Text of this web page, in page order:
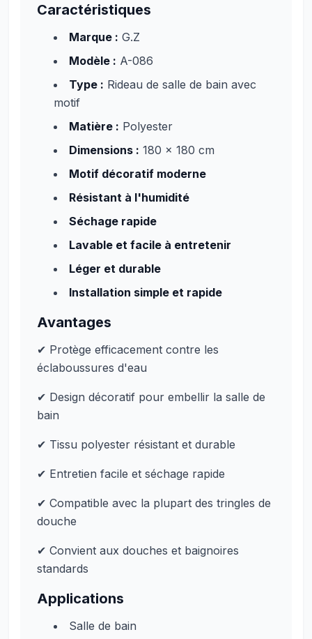
Caractéristiques
Marque : G.Z
Modèle : A-086
Type : Rideau de salle de bain avec
motif
Matière : Polyester
Dimensions : 180 x 180 cm
Motif décoratif moderne
Résistant à l'humidité
Séchage rapide
Lavable et facile à entretenir
Léger et durable
Installation simple et rapide
Avantages
✔ Protège efficacement contre les
éclaboussures d'eau
✔ Design décoratif pour embellir la salle de
bain
✔ Tissu polyester résistant et durable
✔ Entretien facile et séchage rapide
✔ Compatible avec la plupart des tringles de
douche
✔ Convient aux douches et baignoires
standards
Applications
Salle de bain